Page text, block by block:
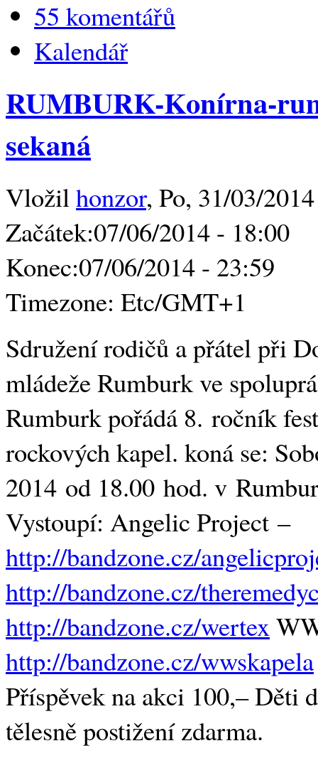
55 komentářů
Kalendář
RUMBURK-Konírna-
sekaná
Vložilhonzor, Po, 31/03/
Začátek:07/06/2014 - 18:00
Konec:07/06/2014 - 23:59
Timezone: Etc/GMT+1
Sdružení rodičů a přátel při
mládeže Rumburk ve
Rumburk pořádá 8. ročník
rockových kapel. koná se:
2014 od 18.00 hod. v
Vystoupí: Angelic Project –
http://bandzone.cz/
http://bandzone.cz/
http://bandzone.cz/wertex
http://bandzone.cz/wwskapela
Příspěvek na akci 100,– Děti
tělesně postižení zdarma.